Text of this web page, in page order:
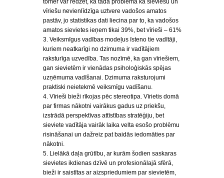
tomēr var redzēt, ka tāda problēma kā sieviešu un
vīriešu nevienlīdzīga uztvere vadošos amatos
pastāv, jo statistikas dati liecina par to, ka vadošos
amatos sievietes ieņem tikai 39%, bet vīrieši – 61%
3. Veiksmīgus vadības modeļus īsteno tie vadītāji,
kuriem neatkarīgi no dzimuma ir vadītājiem
raksturīga uzvedība. Tas nozīmē, ka gan vīriešiem,
gan sievietēm ir vienādas psiholoģiskās spējas
uzņēmuma vadīšanai. Dzimuma raksturojumi
praktiski neietekmē veiksmīgu vadīšanu.
4. Vīrieši bieži rīkojas pēc stereotipa. Vīrietis domā
par firmas nākotni vairākus gadus uz priekšu,
izstrādā perspektīvas attīstības stratēģiju, bet
sieviete vadītāja vairāk laika velta esošo problēmu
risināšanai un dažreiz pat baidās iedomāties par
nākotni.
5. Lielākā daļa grūtību, ar kurām šodien saskaras
sievietes ikdienas dzīvē un profesionālajā sfērā,
bieži ir saistītas ar aizspriedumiem par sievietēm,